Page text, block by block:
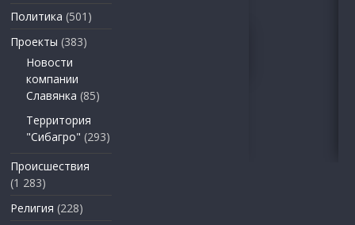
Политика (501)
Проекты (383)
Новости
компании
Славянка (85)
Территория
"Сибагро" (293)
Происшествия
(1 283)
Религия (228)